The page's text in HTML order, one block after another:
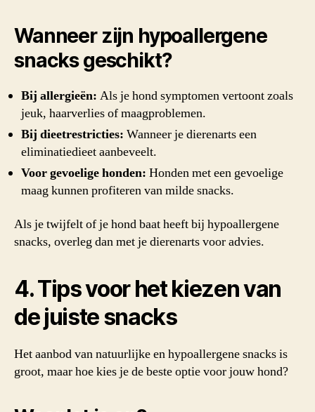
Wanneer zijn hypoallergene
snacks geschikt?
Bij allergieën: Als je hond symptomen vertoont zoals
jeuk, haarverlies of maagproblemen.
Bij dieetrestricties: Wanneer je dierenarts een
eliminatiedieet aanbeveelt.
Voor gevoelige honden: Honden met een gevoelige
maag kunnen profiteren van milde snacks.
Als je twijfelt of je hond baat heeft bij hypoallergene
snacks, overleg dan met je dierenarts voor advies.
4. Tips voor het kiezen van
de juiste snacks
Het aanbod van natuurlijke en hypoallergene snacks is
groot, maar hoe kies je de beste optie voor jouw hond?